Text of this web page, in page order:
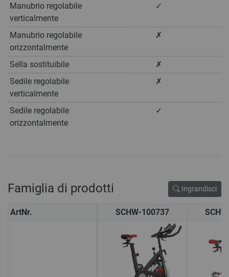
Manubrio regolabile
verticalmente
✓
Manubrio regolabile
orizzontalmente
✗
Sella sostituibile
✗
Sedile regolabile
verticalmente
✗
Sedile regolabile
orizzontalmente
✓
Famiglia di prodotti Ingrandisci
ArtNr. SCHW-100737